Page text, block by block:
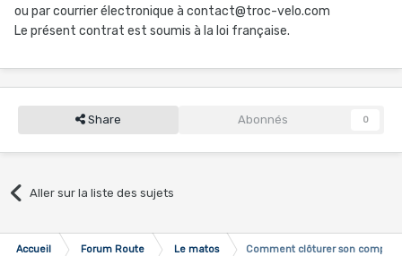
ou par courrier électronique à contact@troc-velo.com
Le présent contrat est soumis à la loi française.
Share Abonnés 0
Aller sur la liste des sujets
Accueil Forum Route Le matos Comment clôturer son compte